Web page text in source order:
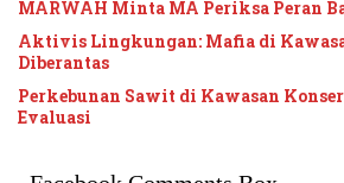
MARWAH Minta MA Periksa Peran
Aktivis Lingkungan: Mafia di
Diberantas
Perkebunan Sawit di Kawasan
Evaluasi